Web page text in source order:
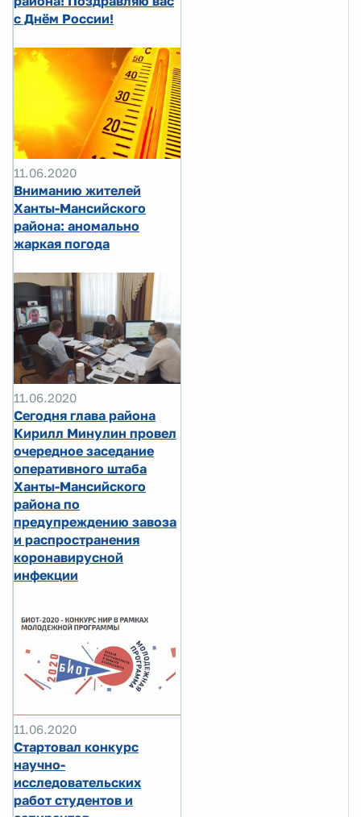
с Днём России!
11.06.2020
Вниманию жителей
Ханты-Мансийского
района: аномально
жаркая погода
11.06.2020
Сегодня глава района
Кирилл Минулин провел
очередное заседание
оперативного штаба
Ханты-Мансийского
района по
предупреждению завоза
и распространения
коронавирусной
инфекции
11.06.2020
Стартовал конкурс
научно-
исследовательских
работ студентов и